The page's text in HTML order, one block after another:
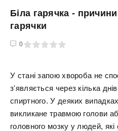
Біла гарячка -
гарячки
0
5
У стані запою хвороба не
з'являється через кілька
спиртного. У деяких
викликане травмою голови
головного мозку у людей,